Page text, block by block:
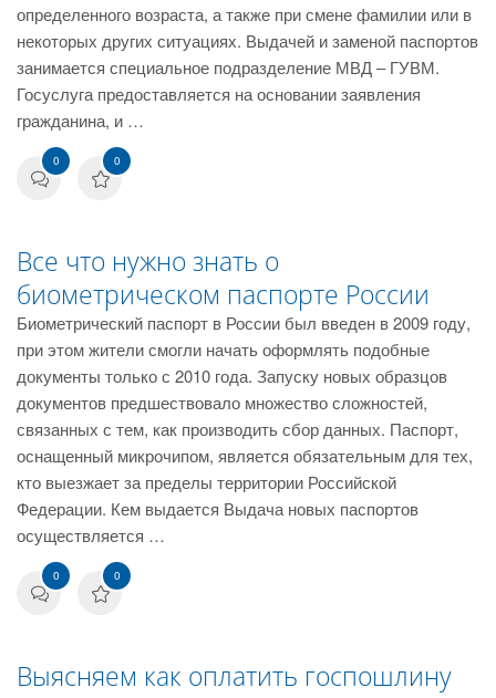
определенного возраста, а также при смене фамилии или в
некоторых других ситуациях. Выдачей и заменой паспортов
занимается специальное подразделение МВД – ГУВМ.
Госуслуга предоставляется на основании заявления
гражданина, и …
0 0
Все что нужно знать о
биометрическом паспорте России
Биометрический паспорт в России был введен в 2009 году,
при этом жители смогли начать оформлять подобные
документы только с 2010 года. Запуску новых образцов
документов предшествовало множество сложностей,
связанных с тем, как производить сбор данных. Паспорт,
оснащенный микрочипом, является обязательным для тех,
кто выезжает за пределы территории Российской
Федерации. Кем выдается Выдача новых паспортов
осуществляется …
0 0
Выясняем как оплатить госпошлину